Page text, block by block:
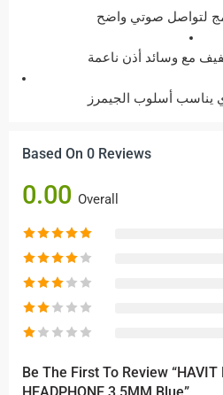
لتواصل صوتي واضح
مع وسائد أذن ناعمة
أسلوب الجيمرز
Based On 0 Reviews
0.00 Overall
Be The First To Review “HAVIT